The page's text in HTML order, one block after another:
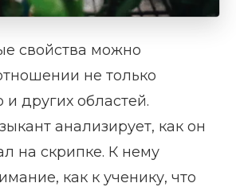
свойства можно
не только
других областей.
анализирует, как он
на скрипке. К нему
как к ученику, что